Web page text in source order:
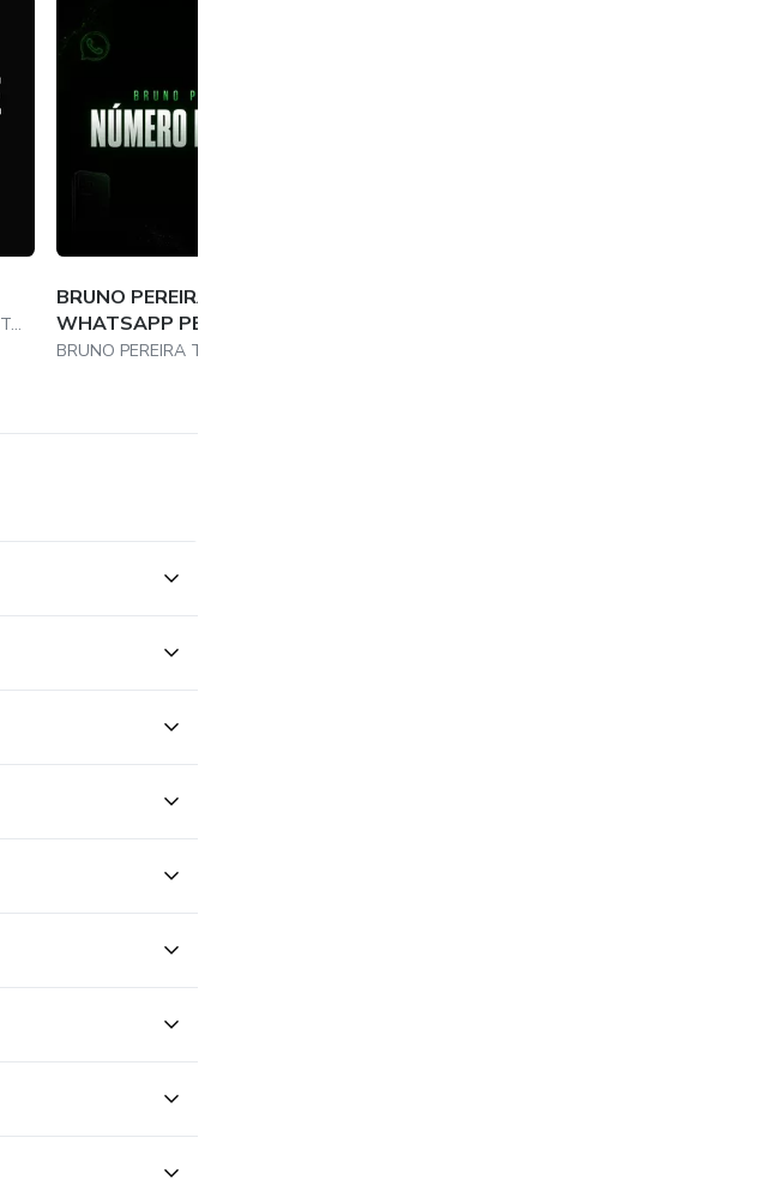
BRUNO PEREIRA TREINAMENTOS LTDA
BRUNO PEREIRA -
WHATSAPP PESSOAL